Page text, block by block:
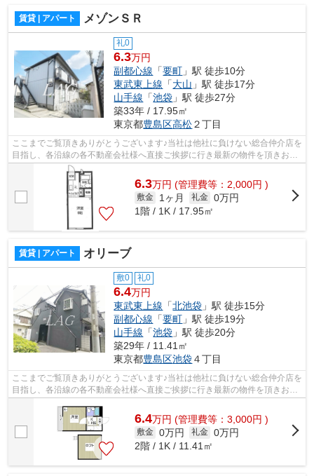
賃貸 | アパート メゾンＳＲ
礼0
6.3万円
副都心線 「要町 」駅 徒歩10分
東武東上線 「大山 」駅 徒歩17分
山手線 「池袋 」駅 徒歩27分
築33年 / 17.95㎡
東京都豊島区高松２丁目
ここまでご覧頂きありがとうございます♪当社は他社に負けない総合仲介店を
目指し、各沿線の各不動産会社様へ直接ご挨拶に行き最新の物件を頂きお客
様へ提供しております！最新の情報は...
6.3万円 (管理費等：2,000円 )
敷金 1ヶ月 礼金 0万円
1階 / 1K / 17.95㎡
賃貸 | アパート オリーブ
敷0 礼0
6.4万円
東武東上線 「北池袋 」駅 徒歩15分
副都心線 「要町 」駅 徒歩19分
山手線 「池袋 」駅 徒歩20分
築29年 / 11.41㎡
東京都豊島区池袋４丁目
ここまでご覧頂きありがとうございます♪当社は他社に負けない総合仲介店を
目指し、各沿線の各不動産会社様へ直接ご挨拶に行き最新の物件を頂きお客
6.4万円 (管理費等：3,000円 )
敷金 0万円 礼金 0万円
2階 / 1K / 11.41㎡